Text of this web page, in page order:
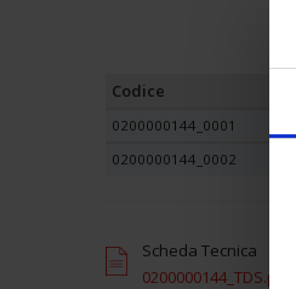
Codice
0200000144_0001
0200000144_0002
Scheda Tecnica
0200000144_TDS.pdf